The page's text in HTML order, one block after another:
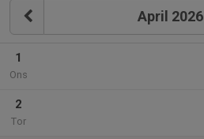
April 2026
1
Ons
2
Tor